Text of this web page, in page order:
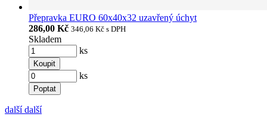
Přepravka EURO 60x40x32 uzavřený úchyt
286,00 Kč 346,06 Kč s DPH
Skladem
ks
Koupit
ks
Poptat
další další